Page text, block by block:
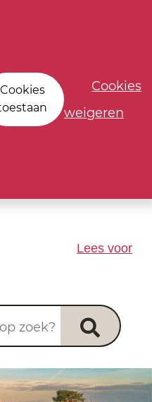
Cookies
Cookies
weigeren
Lees voor